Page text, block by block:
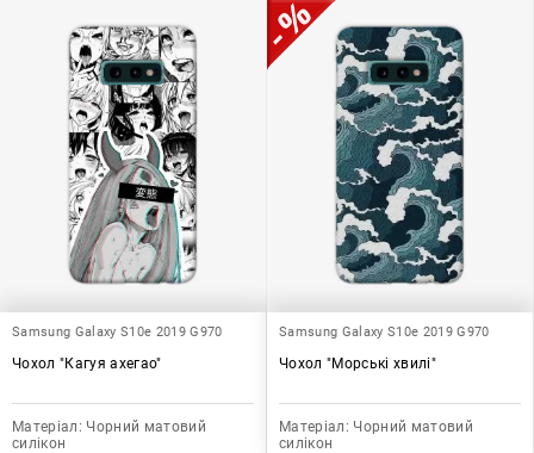
допомагає захистити ваш пристрій, зберегти його цінність і
додати зручності в користуванні.
Samsung Galaxy S10e 2019 G970
Чохол "Кагуя ахегао"
Матеріал: Чорний матовий
силікон
Samsung Galaxy S10e 2019 G970
Чохол "Морські хвилі"
Матеріал: Чорний матовий
силікон